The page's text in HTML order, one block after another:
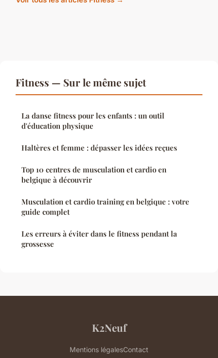
Fitness — Sur le même sujet
La danse fitness pour les enfants : un outil
d'éducation physique
Haltères et femme : dépasser les idées reçues
Top 10 centres de musculation et cardio en
belgique à découvrir
Musculation et cardio training en belgique : votre
guide complet
Les erreurs à éviter dans le fitness pendant la
grossesse
K2Neuf
Mentions légalesContact